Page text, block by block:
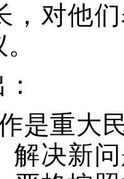
，对他
是重大
解决新